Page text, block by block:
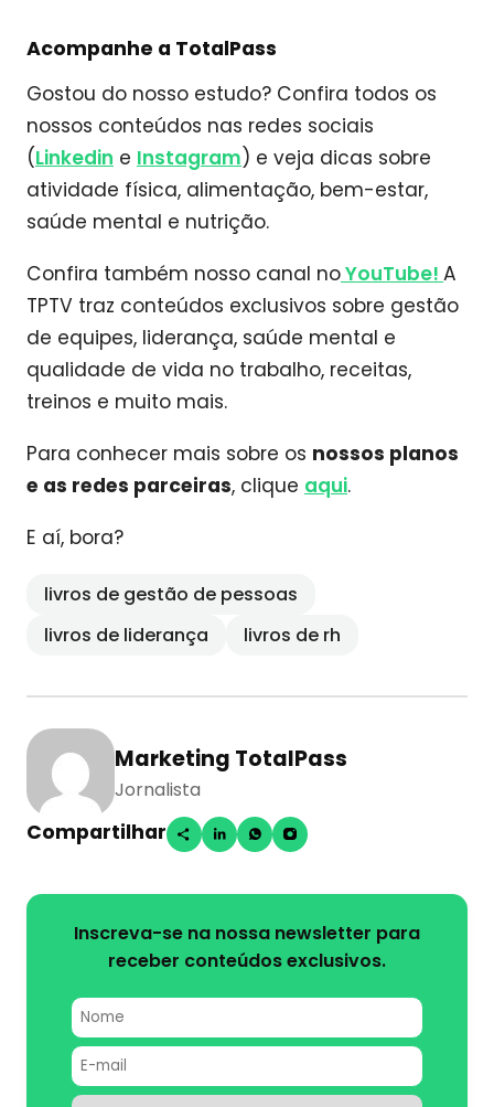
Acompanhe a TotalPass
Gostou do nosso estudo? Confira todos os
nossos conteúdos nas redes sociais
(Linkedin e Instagram) e veja dicas sobre
atividade física, alimentação, bem-estar,
saúde mental e nutrição.
Confira também nosso canal noYouTube! A
TPTV traz conteúdos exclusivos sobre gestão
de equipes, liderança, saúde mental e
qualidade de vida no trabalho, receitas,
treinos e muito mais.
Para conhecer mais sobre os nossos planos
e as redes parceiras, clique aqui.
E aí, bora?
livros de gestão de pessoas
livros de liderança
livros de rh
Marketing TotalPass
Jornalista
Compartilhar
Inscreva-se na nossa newsletter para
receber conteúdos exclusivos.